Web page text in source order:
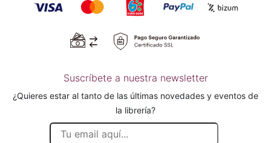
Suscríbete a nuestra newsletter
¿Quieres estar al tanto de las últimas novedades y eventos de
la librería?